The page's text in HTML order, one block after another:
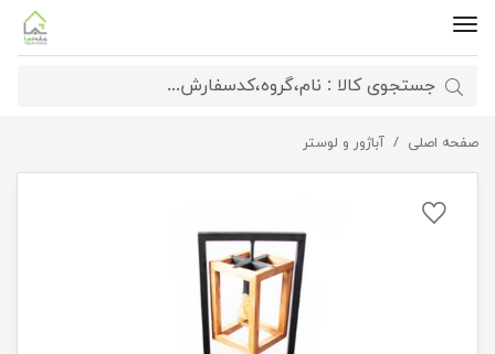
صفحه اصلی آباژور و لوستر
آباژور کنار سالنی مکعبی